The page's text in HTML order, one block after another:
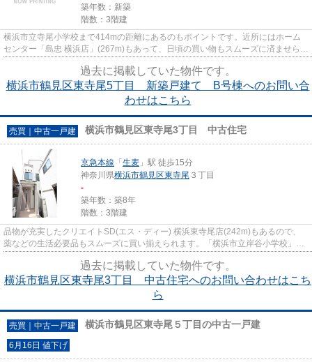
築年数：新築
階数：3階建
横浜市立寺尾小学校まで414mの距離にあるのもポイントです。近所にはホーム
センター「島忠 横浜店」(267m)もあって、日頃の買い物もスムーズに済ませられ
過去に掲載していた物件です。
横浜市鶴見区東寺尾5丁目 新築戸建て B号棟へのお問い合
わせはこちら
売買｜中古一戸建 横浜市鶴見区東寺尾3丁目 中古住宅
京急本線 「 生麦 」駅 徒歩15分
神奈川県横浜市鶴見区東寺尾 ３丁目
-
築年数：築8年
階数：3階建
品物が充実したクリエイトSD(エス・ディー) 横浜東寺尾店(242m)もあるので、
薬などの生活必要品もスムーズに買い揃えられます。「横浜市立岸谷小学校」が
過去に掲載していた物件です。
横浜市鶴見区東寺尾3丁目 中古住宅へのお問い合わせはこち
ら
売買｜中古一戸建 横浜市鶴見区東寺尾５丁目の中古一戸建
6月16日 値下げ